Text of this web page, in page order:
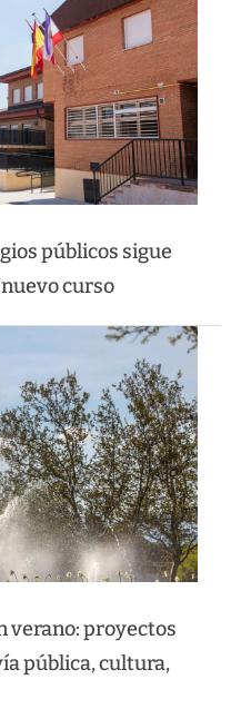
públicos sigue
curso
verano: proyectos
pública, cultura,